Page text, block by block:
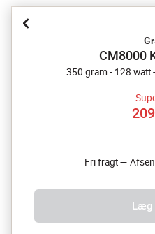
CM8000
350 gram - 128
Fri fragt —
Læg